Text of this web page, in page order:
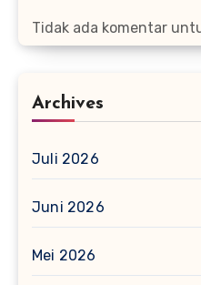
Tidak ada komentar
Archives
Juli 2026
Juni 2026
Mei 2026